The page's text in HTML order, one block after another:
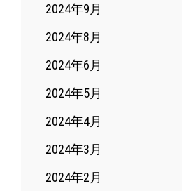
2024年9月
2024年8月
2024年6月
2024年5月
2024年4月
2024年3月
2024年2月